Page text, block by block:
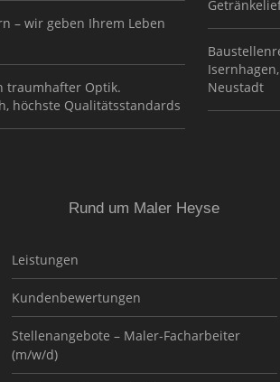
– wir geben Ihrem Leben
traumhafter Optik.
höchste Qualitätsstandards
Neustadt
Rund um Maler Heyse
Leistungen
Kundenbewertungen
Stellenangebote – Maler-Facharbeiter
(m/w/d)